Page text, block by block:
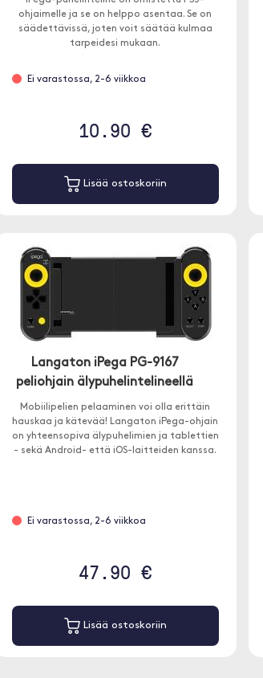
ohjaimelle ja se on helppo asentaa. Se on
säädettävissä, joten voit säätää kulmaa
tarpeidesi mukaan.
Ei varastossa, 2-6 viikkoa
10.90 €
Lisää ostoskoriin
Langaton iPega PG-9167
peliohjain älypuhelintelineellä
Mobiilipelien pelaaminen voi olla erittäin
hauskaa ja kätevää! Langaton iPega-ohjain
on yhteensopiva älypuhelimien ja tablettien
- sekä Android- että iOS-laitteiden kanssa.
Ei varastossa, 2-6 viikkoa
47.90 €
Lisää ostoskoriin